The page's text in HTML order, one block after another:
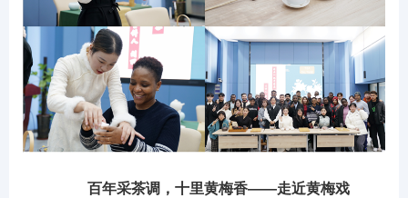
百年采茶调，十里黄梅香——走近黄梅戏